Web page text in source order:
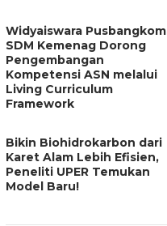
Widyaiswara Pusbangkom
SDM Kemenag Dorong
Pengembangan
Kompetensi ASN melalui
Living Curriculum
Framework
Bikin Biohidrokarbon dari
Karet Alam Lebih Efisien,
Peneliti UPER Temukan
Model Baru!